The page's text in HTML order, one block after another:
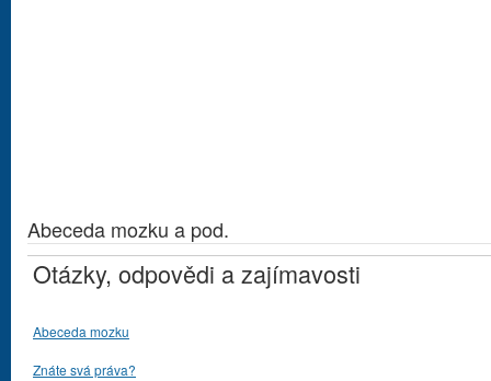
Abeceda mozku a pod.
Otázky, odpovědi a zajímavosti
Abeceda mozku
Znáte svá práva?